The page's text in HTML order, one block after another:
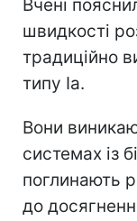
Вчені
швидкості
традиційно
типу Ia.
Вони
системах із
поглинають
до